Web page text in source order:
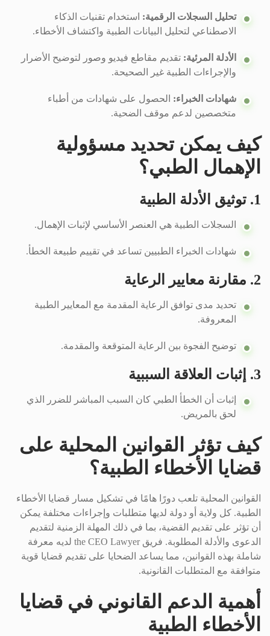
تحليل السجلات الرقمية: استخدام تقنيات الذكاء
الاصطناعي لتحليل البيانات الطبية واكتشاف الأخطاء.
الأدلة المرئية: تقديم مقاطع فيديو وصور لتوضيح الأضرار
والإجراءات الطبية غير الصحيحة.
شهادات الخبراء: الحصول على شهادات من أطباء
متخصصين لدعم موقف الضحية.
كيف يمكن تحديد مسؤولية
الإهمال الطبي؟
1. توثيق الأدلة الطبية
السجلات الطبية هي العنصر الأساسي لإثبات الإهمال.
شهادات الخبراء الطبيين تساعد في تقييم طبيعة الخطأ.
2. مقارنة معايير الرعاية
تحديد مدى توافق الرعاية المقدمة مع المعايير الطبية
المعروفة.
توضيح الفجوة بين الرعاية المتوقعة والمقدمة.
3. إثبات العلاقة السببية
إثبات أن الخطأ الطبي كان السبب المباشر للضرر الذي
لحق بالمريض.
كيف تؤثر القوانين المحلية على
قضايا الأخطاء الطبية؟
القوانين المحلية تلعب دورًا هامًا في تشكيل مسار قضايا الأخطاء
الطبية. كل ولاية أو دولة لديها متطلبات وإجراءات مختلفة يمكن
أن تؤثر على تقديم القضية، بما في ذلك المهلة الزمنية لتقديم
الدعوى والأدلة المطلوبة. فريق the CEO Lawyer لديه معرفة
شاملة بهذه القوانين، مما يساعد الضحايا على تقديم قضايا قوية
متوافقة مع المتطلبات القانونية.
أهمية الدعم القانوني في قضايا
الأخطاء الطبية